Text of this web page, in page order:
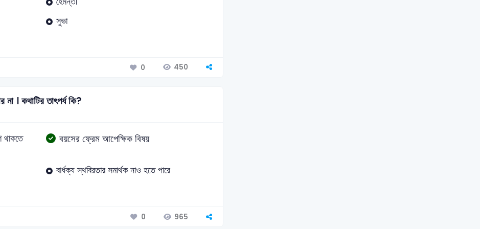
সুভা
0 450
না । কথাটির তাৎপর্ধ কি?
থাকতে
বয়সের ফ্রেম আপেক্ষিক বিষয়
বার্ধক্য স্থবিরতার সমার্থক নাও হতে পারে
0 965